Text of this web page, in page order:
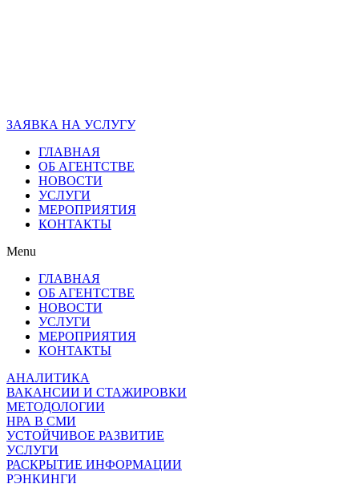
ЗАЯВКА НА УСЛУГУ
ГЛАВНАЯ
ОБ АГЕНТСТВЕ
НОВОСТИ
УСЛУГИ
МЕРОПРИЯТИЯ
КОНТАКТЫ
Menu
ГЛАВНАЯ
ОБ АГЕНТСТВЕ
НОВОСТИ
УСЛУГИ
МЕРОПРИЯТИЯ
КОНТАКТЫ
АНАЛИТИКА
ВАКАНСИИ И СТАЖИРОВКИ
МЕТОДОЛОГИИ
НРА В СМИ
УСТОЙЧИВОЕ РАЗВИТИЕ
УСЛУГИ
РАСКРЫТИЕ ИНФОРМАЦИИ
РЭНКИНГИ